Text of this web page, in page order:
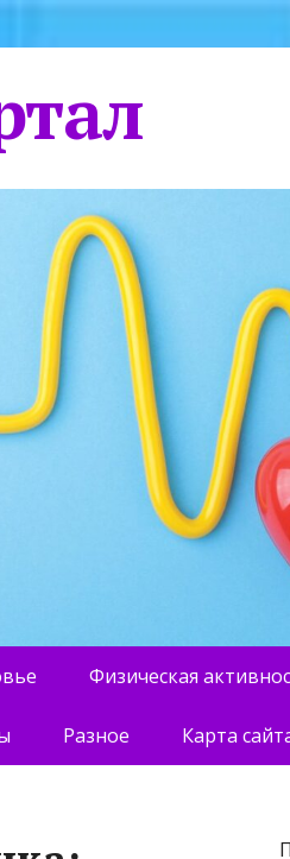
Физическая
Разное Карта